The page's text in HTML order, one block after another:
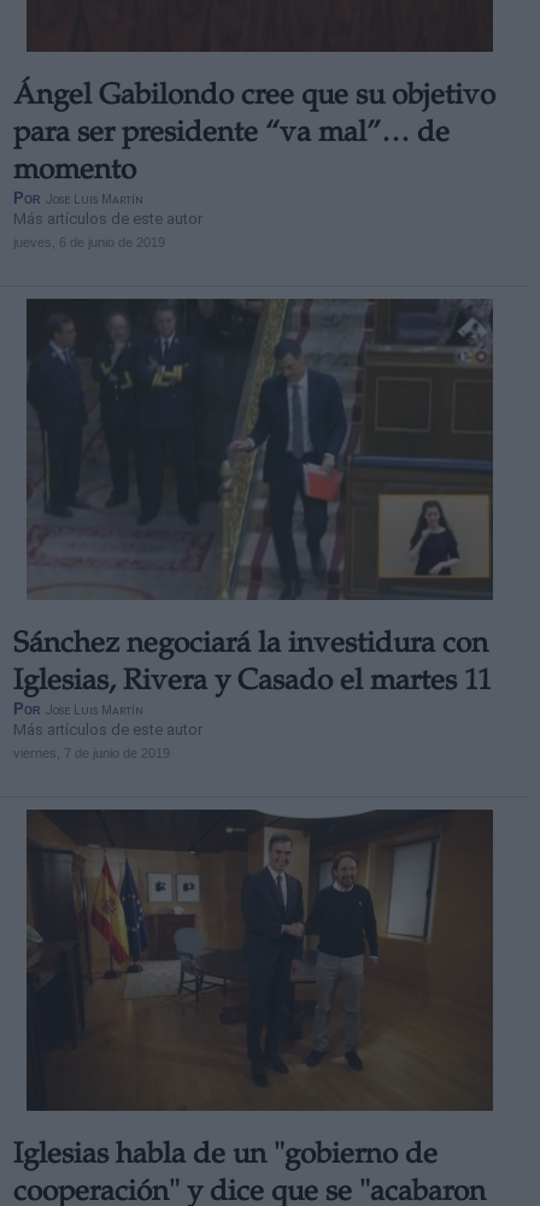
Ángel Gabilondo cree que su objetivo
para ser presidente “va mal”… de
momento
Por Jose Luis Martín
Más artículos de este autor
jueves, 6 de junio de 2019
Sánchez negociará la investidura con
Iglesias, Rivera y Casado el martes 11
Por Jose Luis Martín
Más artículos de este autor
viernes, 7 de junio de 2019
Iglesias habla de un "gobierno de
cooperación" y dice que se "acabaron